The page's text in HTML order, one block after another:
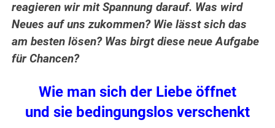
reagieren wir mit Spannung darauf. Was wird
Neues auf uns zukommen? Wie lässt sich das
am besten lösen? Was birgt diese neue Aufgabe
für Chancen?
Wie man sich der Liebe öffnet
und sie bedingungslos verschenkt